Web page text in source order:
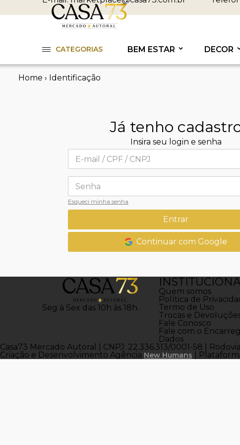
CATEGORIAS BEM ESTAR DECOR
Home › Identificação
Já tenho
Insira seu login e senha
Esqueci minha senha
Entrar
Continuar com Google
Seg à Sex das 10h às 18h.
Quem somos
Política de
Termo de Uso
Trocas e
Fale Conosco
Fale com o
Dados
Casa73 Mercado Autoral | CNPJ: 22.336.313/0001-58 |
Criação e Desenvolvimento Agência New Humans |